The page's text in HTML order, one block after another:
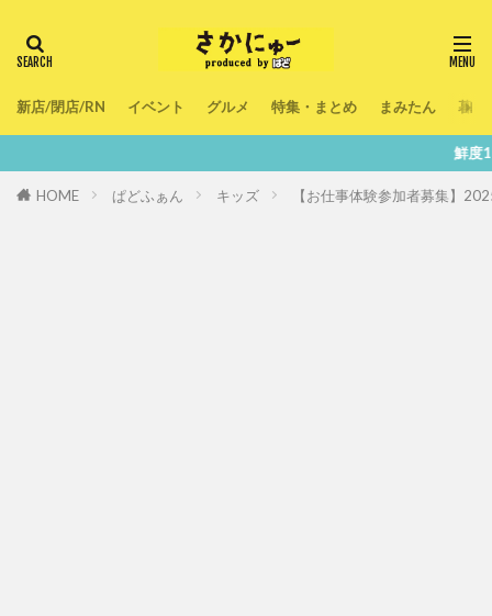
新店/閉店/RN イベント グルメ 特集・まとめ まみたん 暮ら
鮮度100％！堺・南大阪の『今』
HOME ぱどふぁん キッズ 【お仕事体験参加者募集】